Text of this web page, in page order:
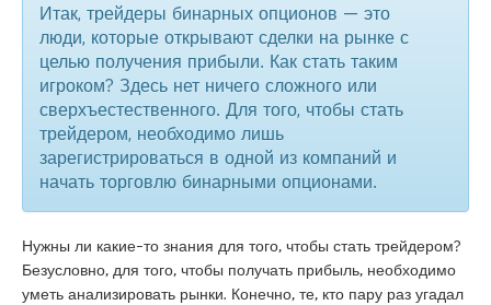
Итак, трейдеры бинарных опционов — это
люди, которые открывают сделки на рынке с
целью получения прибыли. Как стать таким
игроком? Здесь нет ничего сложного или
сверхъестественного. Для того, чтобы стать
трейдером, необходимо лишь
зарегистрироваться в одной из компаний и
начать торговлю бинарными опционами.
Нужны ли какие-то знания для того, чтобы стать трейдером?
Безусловно, для того, чтобы получать прибыль, необходимо
уметь анализировать рынки. Конечно, те, кто пару раз угадал